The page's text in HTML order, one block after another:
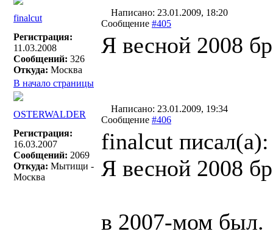
finalcut
Написано: 23.01.2009, 18:20
Сообщение #405
Регистрация:
11.03.2008
Сообщений: 326
Откуда: Москва
Я весной 2008
В начало страницы
OSTERWALDER
Написано: 23.01.2009, 19:34
Сообщение #406
Регистрация:
16.03.2007
Сообщений: 2069
Откуда: Мытищи -
Москва
finalcut писал(a):
Я весной 2008
в 2007-мом был.